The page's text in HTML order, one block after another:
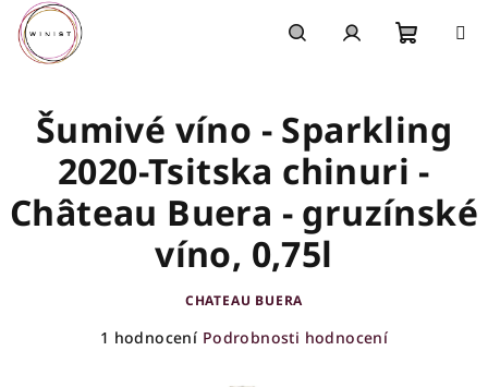
Přejít
na
obsah
košík
Šumivé víno - Sparkling
2020-Tsitska chinuri -
Château Buera - gruzínské
víno, 0,75l
CHATEAU BUERA
Průměrné
1 hodnocení Podrobnosti hodnocení